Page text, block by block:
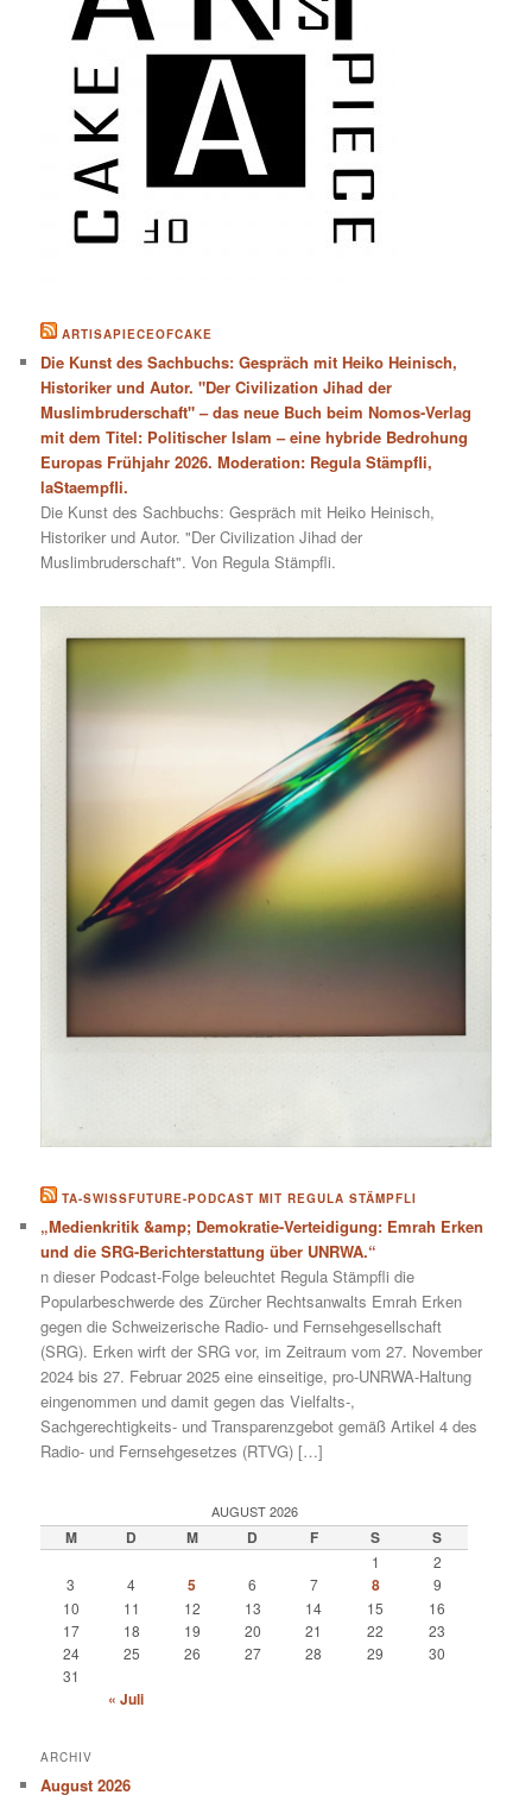
ARTISAPIECEOFCAKE
Die Kunst des Sachbuchs: Gespräch mit Heiko Heinisch,
Historiker und Autor. "Der Civilization Jihad der
Muslimbruderschaft" – das neue Buch beim Nomos-Verlag
mit dem Titel: Politischer Islam – eine hybride Bedrohung
Europas Frühjahr 2026. Moderation: Regula Stämpfli,
laStaempfli.
Die Kunst des Sachbuchs: Gespräch mit Heiko Heinisch,
Historiker und Autor. "Der Civilization Jihad der
Muslimbruderschaft". Von Regula Stämpfli.
TA-SWISSFUTURE-PODCAST MIT REGULA STÄMPFLI
„Medienkritik &amp; Demokratie-Verteidigung: Emrah Erken
und die SRG-Berichterstattung über UNRWA.“
n dieser Podcast-Folge beleuchtet Regula Stämpfli die
Popularbeschwerde des Zürcher Rechtsanwalts Emrah Erken
gegen die Schweizerische Radio- und Fernsehgesellschaft
(SRG). Erken wirft der SRG vor, im Zeitraum vom 27. November
2024 bis 27. Februar 2025 eine einseitige, pro-UNRWA-Haltung
eingenommen und damit gegen das Vielfalts-,
Sachgerechtigkeits- und Transparenzgebot gemäß Artikel 4 des
Radio- und Fernsehgesetzes (RTVG) […]
AUGUST 2026
M D M D F S S
1
2
3
4 5 6 7 8
9
10
11 12 13 14 15
16
17
18 19 20 21 22
23
24
25 26 27 28 29
30
31
« Juli
ARCHIV
August 2026